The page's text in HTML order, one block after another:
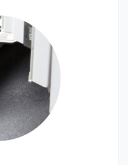
på bilden ovan. Detta
fladdra vid drag
som möjligt när
läge).